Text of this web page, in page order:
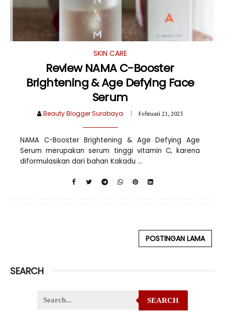
SKIN CARE
Review NAMA C-Booster
Brightening & Age Defying Face
Serum
Beauty Blogger Surabaya Februari 21, 2023
NAMA C-Booster Brightening & Age Defying Age
Serum merupakan serum tinggi vitamin C, karena
diformulasikan dari bahan Kakadu ...
POSTINGAN LAMA
SEARCH
SEARCH